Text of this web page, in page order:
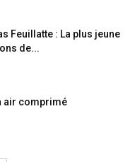
Feuillatte : La plus jeune
de...
air comprimé